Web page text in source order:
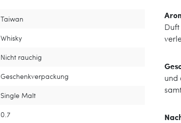
Taiwan
Whisky
Nicht rauchig
Geschenkverpackung
Single Malt
0.7
und